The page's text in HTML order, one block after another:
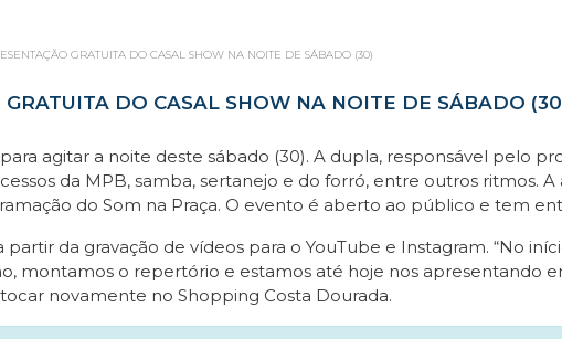
GRATUITA DO CASAL SHOW NA NOITE DE SÁBADO (30)
DO CASAL SHOW NA NOITE DE SÁBADO
agitar a noite deste sábado (30). A dupla, responsável pelo
da MPB, samba, sertanejo e do forró, entre outros ritmos.
do Som na Praça. O evento é aberto ao público e tem
da gravação de vídeos para o YouTube e Instagram. “No
montamos o repertório e estamos até hoje nos apresentando
novamente no Shopping Costa Dourada.